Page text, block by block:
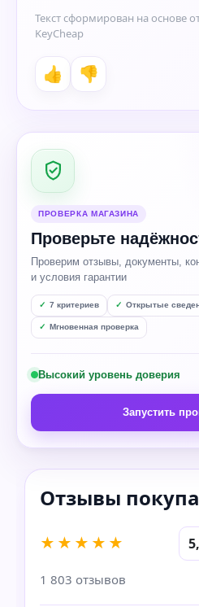
Текст сформирован на основе
KeyCheap
👍 👎
ПРОВЕРКА МАГАЗИНА
Проверьте
Проверим отзывы, документы, контакты, HTTPS-
и условия гарантии
7 критериев Открытые
Мгновенная проверка
Высокий уровень доверия
Запустить
★★★★★
1 803 отзывов